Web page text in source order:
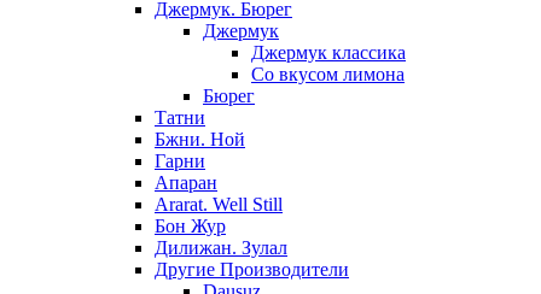
Джермук. Бюрег
Джермук
Джермук классика
Со вкусом лимона
Бюрег
Татни
Бжни. Ной
Гарни
Апаран
Ararat. Well Still
Бон Жур
Дилижан. Зулал
Другие Производители